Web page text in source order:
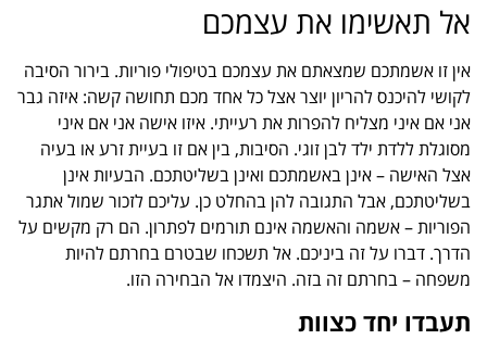
אל תאשימו את עצמכם
אין זו אשמתכם שמצאתם את עצמכם בטיפולי פוריות. בירור הסיבה
לקושי להיכנס להריון יוצר אצל כל אחד מכם תחושה קשה: איזה גבר
אני אם איני מצליח להפרות את רעייתי. איזו אישה אני אם איני
מסוגלת ללדת ילד לבן זוגי. הסיבות, בין אם זו בעיית זרע או בעיה
אצל האישה – אינן באשמתכם ואינן בשליטתכם. הבעיות אינן
בשליטתכם, אבל התגובה להן בהחלט כן. עליכם לזכור שמול אתגר
הפוריות – אשמה והאשמה אינם תורמים לפתרון. הם רק מקשים על
הדרך. דברו על זה ביניכם. אל תשכחו שבטרם בחרתם להיות
משפחה – בחרתם זה בזה. היצמדו אל הבחירה הזו.
תעבדו יחד כצוות